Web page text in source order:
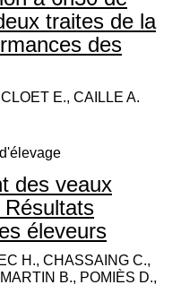
traites de la
des
E., CAILLE A.
des veaux
éleveurs
H., CHASSAING C.,
B., POMIÈS D.,